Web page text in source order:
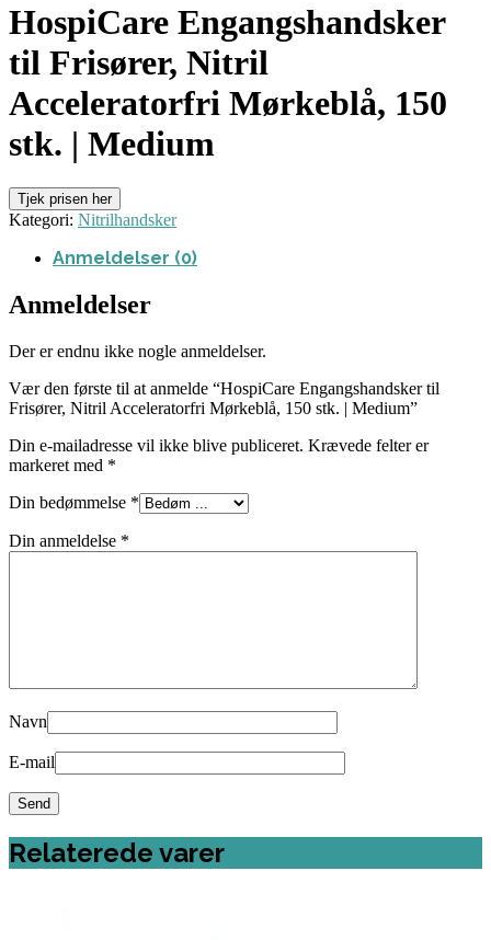
HospiCare Engangshandsker
til Frisører, Nitril
Acceleratorfri Mørkeblå, 150
stk. | Medium
Tjek prisen her
Kategori: Nitrilhandsker
Anmeldelser (0)
Anmeldelser
Der er endnu ikke nogle anmeldelser.
Vær den første til at anmelde “HospiCare Engangshandsker til
Frisører, Nitril Acceleratorfri Mørkeblå, 150 stk. | Medium”
Din e-mailadresse vil ikke blive publiceret. Krævede felter er
markeret med *
Din bedømmelse *
Din anmeldelse *
Navn
E-mail
Relaterede varer